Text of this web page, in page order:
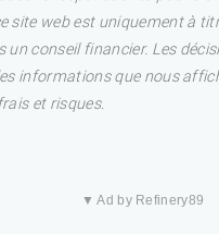
site web est uniquement à
un conseil financier. Les
informations que nous
et risques.
▼ Ad by Refinery89